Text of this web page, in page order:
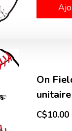
On
unitaire
C$10.00